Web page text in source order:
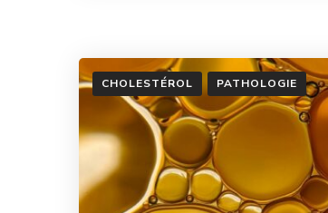
CHOLESTÉROL PATHOLOGIE